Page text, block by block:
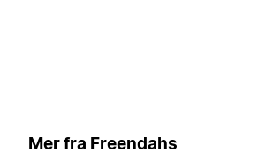
Mer fra Freendahs